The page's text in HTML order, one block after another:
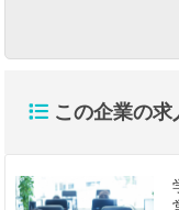
この企業の求